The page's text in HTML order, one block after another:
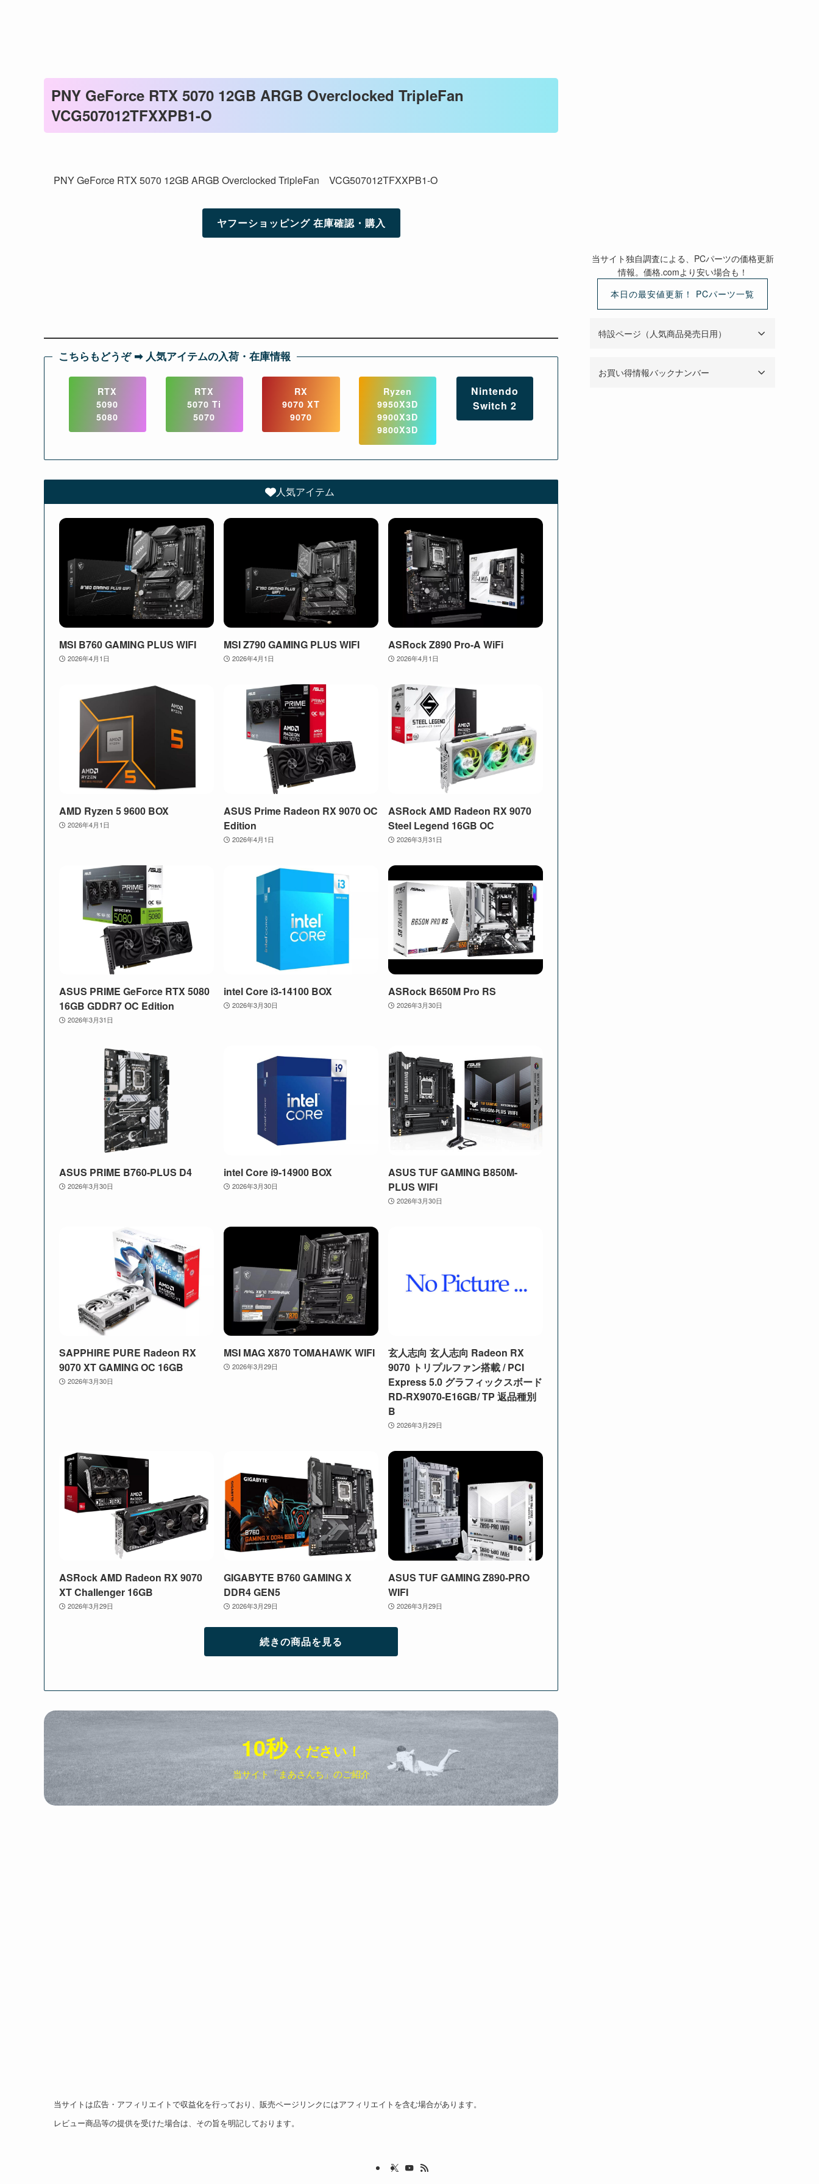
PNY GeForce RTX 5070 12GB ARGB Overclocked TripleFan
VCG507012TFXXPB1-O
PNY GeForce RTX 5070 12GB ARGB Overclocked TripleFan VCG507012TFXXPB1-O
ヤフーショッピング 在庫確認・購入
こちらもどうぞ ➡︎ 人気アイテムの入荷・在庫情報
RTX
5090
5080
RTX
5070 Ti
5070
RX
9070 XT
9070
Ryzen
9950X3D
9900X3D
9800X3D
Nintendo
Switch 2
人気アイテム
MSI B760 GAMING PLUS WIFI
2026年4月1日
MSI Z790 GAMING PLUS WIFI
2026年4月1日
ASRock Z890 Pro-A WiFi
2026年4月1日
AMD Ryzen 5 9600 BOX
2026年4月1日
ASUS Prime Radeon RX 9070 OC
Edition
2026年4月1日
ASRock AMD Radeon RX 9070
Steel Legend 16GB OC
2026年3月31日
ASUS PRIME GeForce RTX 5080
16GB GDDR7 OC Edition
2026年3月31日
intel Core i3-14100 BOX
2026年3月30日
ASRock B650M Pro RS
2026年3月30日
ASUS PRIME B760-PLUS D4
2026年3月30日
intel Core i9-14900 BOX
2026年3月30日
ASUS TUF GAMING B850M-
PLUS WIFI
2026年3月30日
SAPPHIRE PURE Radeon RX
9070 XT GAMING OC 16GB
2026年3月30日
MSI MAG X870 TOMAHAWK WIFI
2026年3月29日
玄人志向 玄人志向 Radeon RX
9070 トリプルファン搭載 / PCI
Express 5.0 グラフィックスボード
RD-RX9070-E16GB/ TP 返品種別
B
2026年3月29日
ASRock AMD Radeon RX 9070
XT Challenger 16GB
2026年3月29日
GIGABYTE B760 GAMING X
DDR4 GEN5
2026年3月29日
ASUS TUF GAMING Z890-PRO
WIFI
2026年3月29日
続きの商品を見る
10秒ください！
当サイト「まあさんち」のご紹介
当サイト独自調査による、PCパーツの価格更新
情報。価格.comより安い場合も！
本日の最安値更新！ PCパーツ一覧
特設ページ（人気商品発売日用）
お買い得情報バックナンバー
当サイトは広告・アフィリエイトで収益化を行っており、販売ページリンクにはアフィリエイトを含む場合があります。
レビュー商品等の提供を受けた場合は、その旨を明記しております。